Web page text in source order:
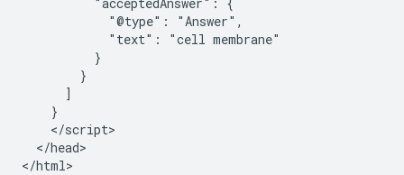
            "@type": "Answer",
            "text": "cell membrane"
          }
        }
      ]
    }
    </script>
  </head>
</html>